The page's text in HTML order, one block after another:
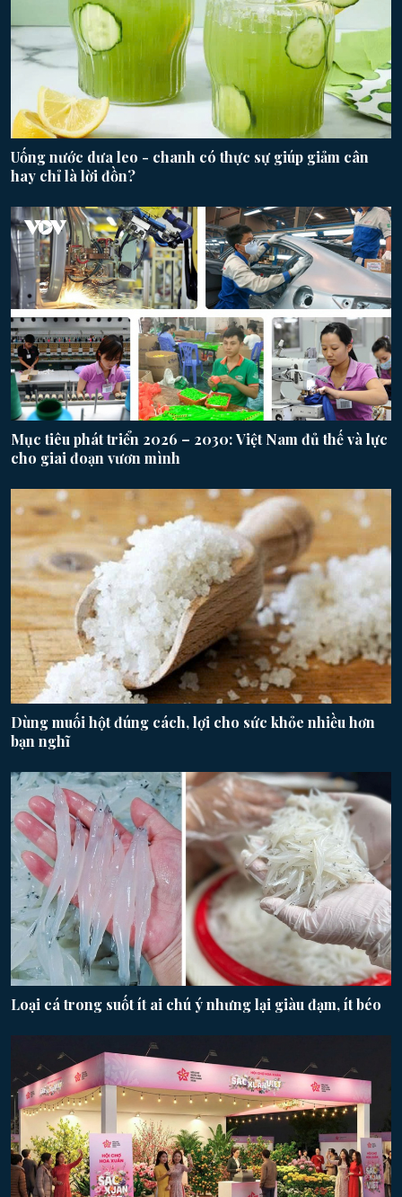
Uống nước dưa leo - chanh có thực sự giúp giảm cân
hay chỉ là lời đồn?
Mục tiêu phát triển 2026 – 2030: Việt Nam đủ thế và lực
cho giai đoạn vươn mình
Dùng muối hột đúng cách, lợi cho sức khỏe nhiều hơn
bạn nghĩ
Loại cá trong suốt ít ai chú ý nhưng lại giàu đạm, ít béo